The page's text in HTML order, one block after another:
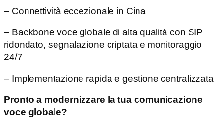
– Connettività eccezionale in Cina
– Backbone voce globale di alta qualità con SIP
ridondato, segnalazione criptata e monitoraggio
24/7
– Implementazione rapida e gestione centralizzata
Pronto a modernizzare la tua comunicazione
voce globale?